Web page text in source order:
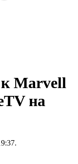
к Marvell
на